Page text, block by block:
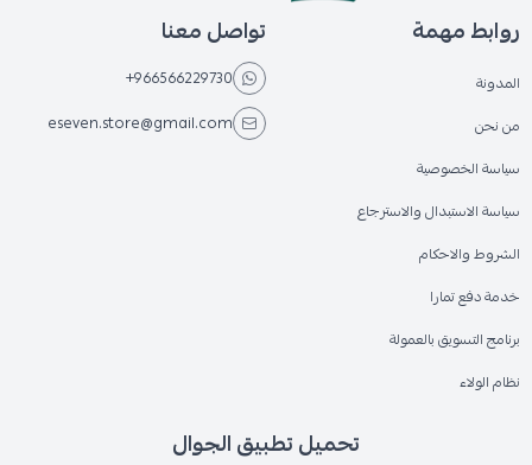
روابط مهمة
المدونة
من نحن
سياسة الخصوصية
سياسة الاستبدال والاسترجاع
الشروط والاحكام
خدمة دفع تمارا
برنامج التسويق بالعمولة
نظام الولاء
تواصل معنا
+966566229730
eseven.store@gmail.com
تحميل تطبيق الجوال